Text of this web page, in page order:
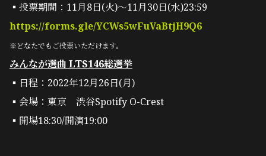
▪︎投票期間：11月8日(火)〜11月30日(水)23:59
https://forms.gle/YCWs5wFuVaBtjH9Q6
※どなたでもご投票いただけます。
みんなが選曲 LTS146総選挙
▪︎日程：2022年12月26日(月)
▪︎会場：東京 渋谷Spotify O-Crest
▪︎開場18:30/開演19:00